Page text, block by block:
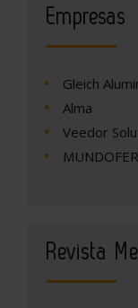
Empresas
Gleich
Alma
Veedor
Revista